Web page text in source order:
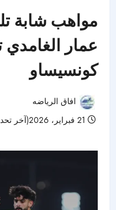
مواهب شابة
عمار
كونسيساو
افاق الرياضه